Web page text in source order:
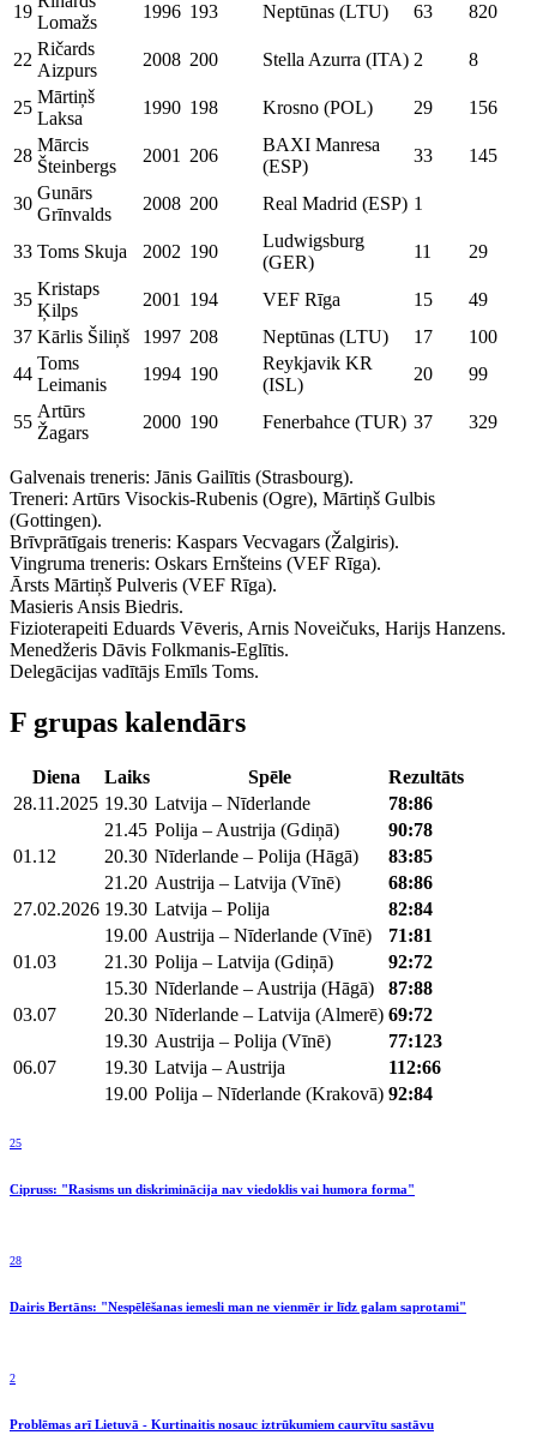
19
Lomažs
1996 193 Neptūnas (LTU) 63 820
22
Ričards
Aizpurs
2008 200 Stella Azurra (ITA) 2 8
25
Mārtiņš
Laksa
1990 198 Krosno (POL) 29 156
28
Mārcis
Šteinbergs
2001 206
BAXI Manresa
(ESP)
33 145
30
Gunārs
Grīnvalds
2008 200 Real Madrid (ESP) 1
33 Toms Skuja 2002 190
Ludwigsburg
(GER)
11 29
35
Kristaps
Ķilps
2001 194 VEF Rīga 15
49
37 Kārlis Šiliņš 1997 208 Neptūnas (LTU) 17
100
44
Toms
Leimanis
1994 190
Reykjavik KR
(ISL)
20 99
55
Artūrs
Žagars
2000 190 Fenerbahce (TUR) 37 329
Galvenais treneris: Jānis Gailītis (Strasbourg).
Treneri: Artūrs Visockis-Rubenis (Ogre), Mārtiņš Gulbis
(Gottingen).
Brīvprātīgais treneris: Kaspars Vecvagars (Žalgiris).
Vingruma treneris: Oskars Ernšteins (VEF Rīga).
Ārsts Mārtiņš Pulveris (VEF Rīga).
Masieris Ansis Biedris.
Fizioterapeiti Eduards Vēveris, Arnis Noveičuks, Harijs Hanzens.
Menedžeris Dāvis Folkmanis-Eglītis.
Delegācijas vadītājs Emīls Toms.
F grupas kalendārs
Diena Laiks Spēle
Rezultāts
28.11.2025 19.30 Latvija – Nīderlande
78:86
21.45 Polija – Austrija (Gdiņā)
90:78
01.12
20.30 Nīderlande – Polija (Hāgā)
83:85
21.20 Austrija – Latvija (Vīnē)
68:86
27.02.2026 19.30 Latvija – Polija
82:84
19.00 Austrija – Nīderlande (Vīnē)
71:81
01.03
21.30 Polija – Latvija (Gdiņā)
92:72
15.30 Nīderlande – Austrija (Hāgā)
87:88
03.07
20.30 Nīderlande – Latvija (Almerē) 69:72
19.30 Austrija – Polija (Vīnē)
77:123
06.07
19.30 Latvija – Austrija
112:66
19.00 Polija – Nīderlande (Krakovā) 92:84
25
Cipruss: "Rasisms un diskriminācija nav viedoklis vai humora forma"
28
Dairis Bertāns: "Nespēlēšanas iemesli man ne vienmēr ir līdz galam saprotami"
2
Problēmas arī Lietuvā - Kurtinaitis nosauc iztrūkumiem caurvītu sastāvu